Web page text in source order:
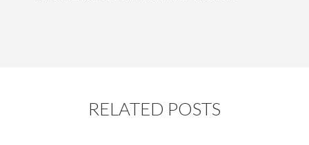
RELATED POSTS